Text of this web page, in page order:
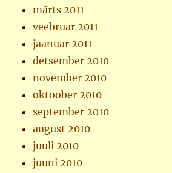
märts 2011
veebruar 2011
jaanuar 2011
detsember 2010
november 2010
oktoober 2010
september 2010
august 2010
juuli 2010
juuni 2010